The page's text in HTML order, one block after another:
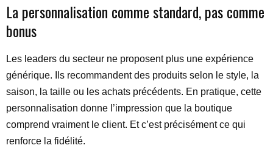
La personnalisation comme standard, pas comme
bonus
Les leaders du secteur ne proposent plus une expérience
générique. Ils recommandent des produits selon le style, la
saison, la taille ou les achats précédents. En pratique, cette
personnalisation donne l’impression que la boutique
comprend vraiment le client. Et c’est précisément ce qui
renforce la fidélité.